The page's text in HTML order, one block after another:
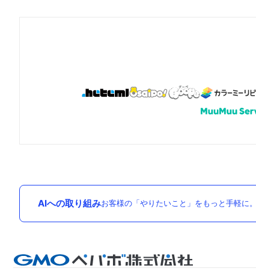
AIへの取り組みお客様の「やりたいこと」をもっと手軽に